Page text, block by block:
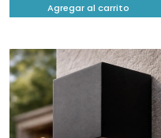
Agregar al carrito